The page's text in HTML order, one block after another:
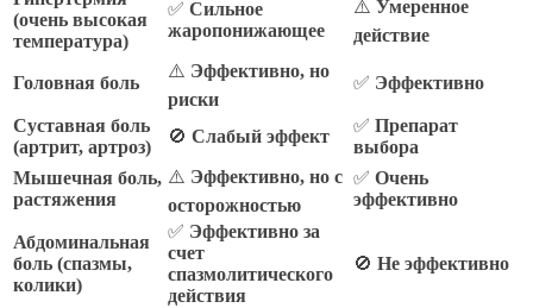
(очень высокая
температура)
✅ Сильное
жаропонижающее
⚠️ Умеренное
действие
Головная боль
⚠️ Эффективно, но
риски
✅ Эффективно
Суставная боль
(артрит, артроз)
🚫 Слабый эффект
✅ Препарат
выбора
Мышечная боль,
растяжения
⚠️ Эффективно, но с
осторожностью
✅ Очень
эффективно
Абдоминальная
боль (спазмы,
колики)
✅ Эффективно за
счет
спазмолитического
действия
🚫 Не эффективно